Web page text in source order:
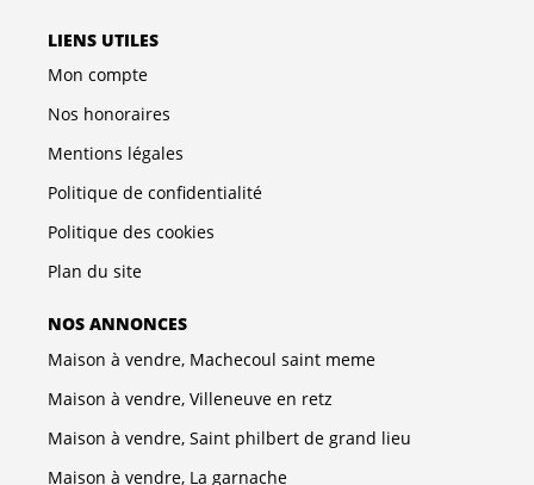
LIENS UTILES
Mon compte
Nos honoraires
Mentions légales
Politique de confidentialité
Politique des cookies
Plan du site
NOS ANNONCES
Maison à vendre, Machecoul saint meme
Maison à vendre, Villeneuve en retz
Maison à vendre, Saint philbert de grand lieu
Maison à vendre, La garnache